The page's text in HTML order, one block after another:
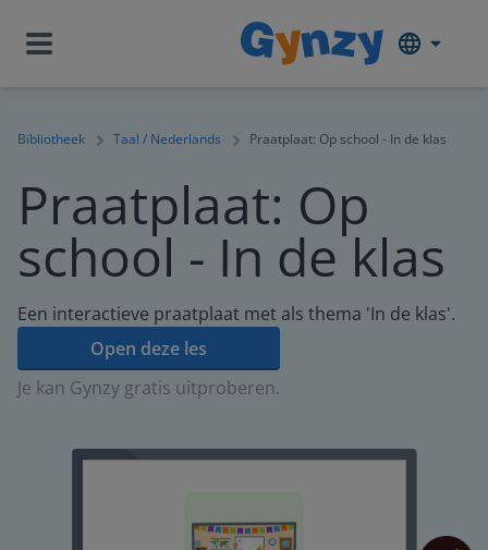
Bibliotheek Taal / Nederlands Praatplaat: Op school - In de klas
Praatplaat: Op
school - In de klas
Een interactieve praatplaat met als thema 'In de klas'.
Open deze les
Je kan Gynzy gratis uitproberen.